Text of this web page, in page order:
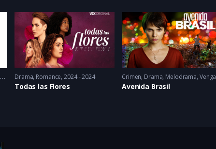
Romance 2022
Drama, Romance 2024 - 2024
Todas las Flores
Crimen, Drama, Melodrama, Venganza
Avenida Brasil